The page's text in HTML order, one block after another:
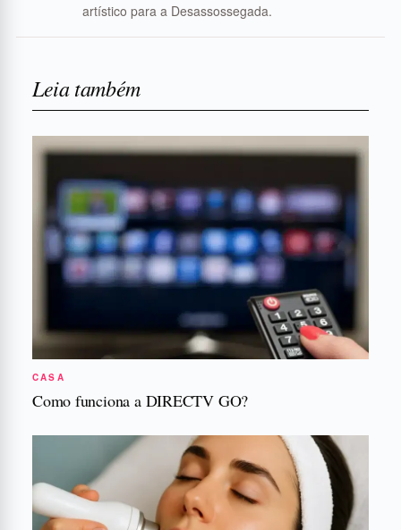
artístico para a Desassossegada.
Leia também
CASA
Como funciona a DIRECTV GO?